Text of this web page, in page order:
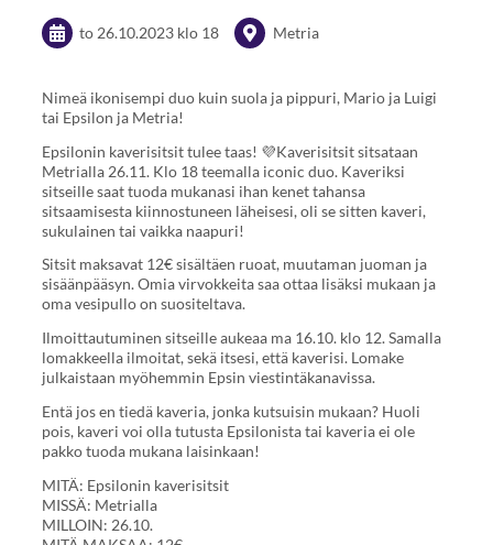
to 26.10.2023 klo 18 Metria
Nimeä ikonisempi duo kuin suola ja pippuri, Mario ja Luigi
tai Epsilon ja Metria!
Epsilonin kaverisitsit tulee taas! 💜Kaverisitsit sitsataan
Metrialla 26.11. Klo 18 teemalla iconic duo. Kaveriksi
sitseille saat tuoda mukanasi ihan kenet tahansa
sitsaamisesta kiinnostuneen läheisesi, oli se sitten kaveri,
sukulainen tai vaikka naapuri!
Sitsit maksavat 12€ sisältäen ruoat, muutaman juoman ja
sisäänpääsyn. Omia virvokkeita saa ottaa lisäksi mukaan ja
oma vesipullo on suositeltava.
Ilmoittautuminen sitseille aukeaa ma 16.10. klo 12. Samalla
lomakkeella ilmoitat, sekä itsesi, että kaverisi. Lomake
julkaistaan myöhemmin Epsin viestintäkanavissa.
Entä jos en tiedä kaveria, jonka kutsuisin mukaan? Huoli
pois, kaveri voi olla tutusta Epsilonista tai kaveria ei ole
pakko tuoda mukana laisinkaan!
MITÄ: Epsilonin kaverisitsit
MISSÄ: Metrialla
MILLOIN: 26.10.